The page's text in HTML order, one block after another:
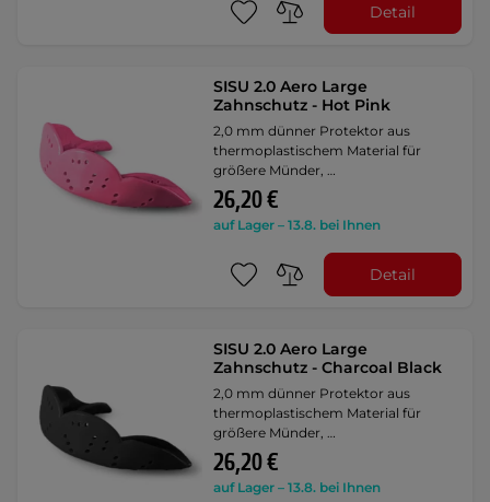
Detail
SISU 2.0 Aero Large
Zahnschutz - Hot Pink
2,0 mm dünner Protektor aus
thermoplastischem Material für
größere Münder, …
26,20 €
auf Lager – 13.8. bei Ihnen
Detail
SISU 2.0 Aero Large
Zahnschutz - Charcoal Black
2,0 mm dünner Protektor aus
thermoplastischem Material für
größere Münder, …
26,20 €
auf Lager – 13.8. bei Ihnen